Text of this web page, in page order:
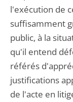
l'exécution de
suffisamment
public, à la
qu'il entend
référés
justifications
de l'acte en